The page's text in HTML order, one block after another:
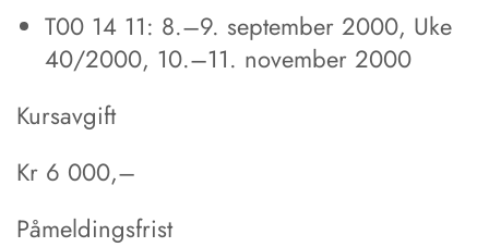
T00 14 11: 8.–9. september 2000, Uke
40/2000, 10.–11. november 2000
Kursavgift
Kr 6 000,–
Påmeldingsfrist